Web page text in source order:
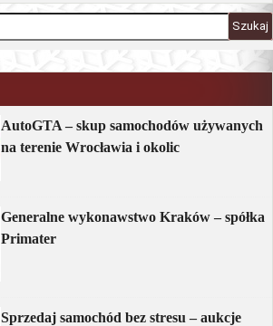
AutoGTA – skup samochodów używanych
na terenie Wrocławia i okolic
Generalne wykonawstwo Kraków – spółka
Primater
Sprzedaj samochód bez stresu – aukcje